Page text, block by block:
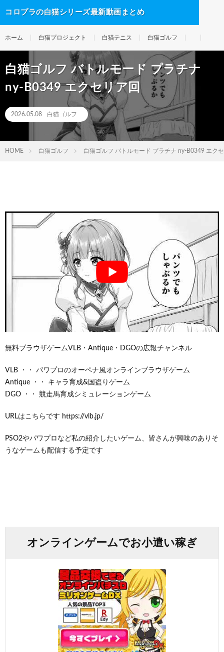
コロプラの白猫シリーズ最新動画まとめ
ホーム 白猫プロジェクト 白猫テニス 白猫ゴルフ
白猫ゴルフ バトルモード プラチナ
ny-B0349 エクセリア回
2026.05.08 白猫ゴルフ
HOME 白猫ゴルフ 白猫ゴルフ バトルモード プラチナ ny-B0349 エク
無料ブラウザゲームVLB・Antique・DGOの広報チャンネル
VLB ・・ パワプロのオーペナ風オンラインブラウザゲーム
Antique ・・ キャラ育成&国盗りゲーム
DGO ・・ 競走馬育成シミュレーションゲーム
URLはこちらです https://vlb.jp/
PSO2やパワプロなど私の紹介したいゲーム、皆さんが興味のありそ
うなゲームも配信する予定です
オンラインゲームでお小遣い稼ぎ